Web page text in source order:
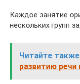
Каждое занятие
нескольких групп
Читайте
развитию